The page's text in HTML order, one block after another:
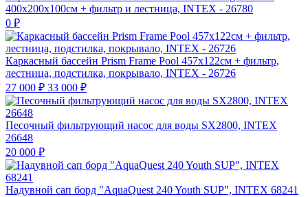
400х200х100см + фильтр и лестница, INTEX - 26780
0 ₽
Каркасный бассейн Prism Frame Pool 457х122см + фильтр,
лестница, подстилка, покрывало, INTEX - 26726
27 000 ₽ 33 000 ₽
Песочный фильтрующий насос для воды SX2800, INTEX
26648
20 000 ₽
Надувной сап борд "AquaQuest 240 Youth SUP", INTEX 68241